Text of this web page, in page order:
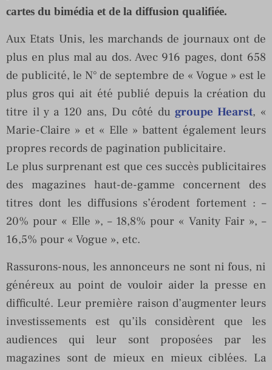
cartes du bimédia et de la diffusion qualifiée.
Aux Etats Unis, les marchands de journaux ont de
plus en plus mal au dos. Avec 916 pages, dont 658
de publicité, le N° de septembre de « Vogue » est le
plus gros qui ait été publié depuis la création du
titre il y a 120 ans, Du côté dugroupe Hearst, «
Marie-Claire » et « Elle » battent également leurs
propres records de pagination publicitaire.
Le plus surprenant est que ces succès publicitaires
des magazines haut-de-gamme concernent des
titres dont les diffusions s’érodent fortement : –
20% pour « Elle », – 18,8% pour « Vanity Fair », –
16,5% pour « Vogue », etc.
Rassurons-nous, les annonceurs ne sont ni fous, ni
généreux au point de vouloir aider la presse en
difficulté. Leur première raison d’augmenter leurs
investissements est qu’ils considèrent que les
audiences qui leur sont proposées par les
magazines sont de mieux en mieux ciblées. La